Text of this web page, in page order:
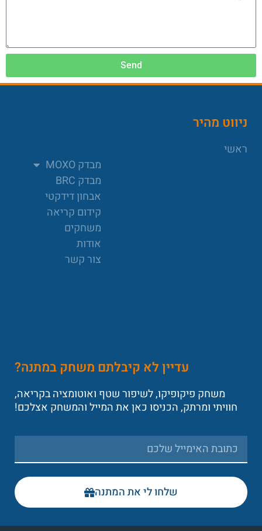
Send
ניווט מהיר
ראשי
מבדק MOXO
מבדק BRC
אבחון דידקטי
קידום קריאה
משחקים
אודות
צור קשר
עדיין לא קיבלתם משחק במתנה?
משחק פיקופיקו, לשיפור שטף ואוטומציה בקריאה,
חוויתי ומרתק, הכניסו כאן את המייל והמשחק אצלכם!
שלחו לי את המתנה